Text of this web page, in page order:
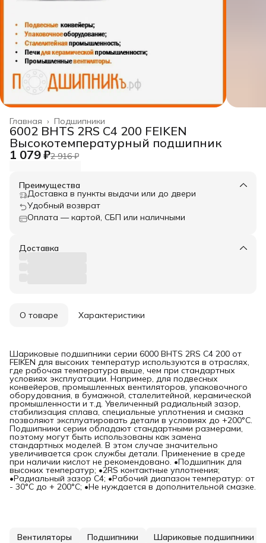
Подшипники
Главная ›
6002 BHTS 2RS C4 200 FEIKEN
Высокотемпературный подшипник
1 079 ₽2 916 ₽
Преимущества
Доставка в пункты выдачи или до двери
Удобный возврат
Оплата — картой, СБП или наличными
Доставка
О товаре Характеристики
Шариковые подшипники серии 6000 BHTS 2RS C4 200 от
FEIKEN для высоких температур используются в отраслях,
где рабочая температура выше, чем при стандартных
условиях эксплуатации. Например, для подвесных
конвейеров, промышленных вентиляторов, упаковочного
оборудования, в бумажной, сталелитейной, керамической
промышленности и т.д. Увеличенный радиальный зазор,
стабилизация сплава, специальные уплотнения и смазка
позволяют эксплуатировать детали в условиях до +200°C.
Подшипники серии обладают стандартными размерами,
поэтому могут быть использованы как замена
стандартных моделей. В этом случае значительно
увеличивается срок службы детали. Применение в среде
при наличии кислот не рекомендовано. •Подшипник для
высоких температур; •2RS контактные уплотнения;
•Радиальный зазор C4; •Рабочий диапазон температур: от
- 30°C до + 200°C; •Не нуждается в дополнительной смазке.
Вентиляторы Подшипники Шариковые подшипники